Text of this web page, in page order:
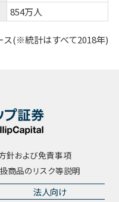
854万人
ス(※統計はすべて2018年)
針および免責事項
商品のリスク等説明
法人向け